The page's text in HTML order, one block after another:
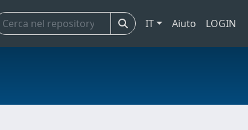
IT Aiuto LOGIN